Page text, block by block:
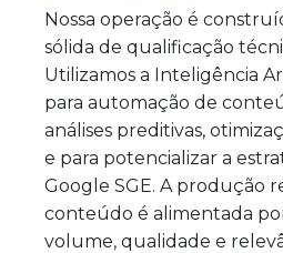
Nossa operação é
sólida de qualificação
Utilizamos a Inteligência
para automação de
análises preditivas,
e para potencializar a
Google SGE. A produção
conteúdo é alimentada
volume, qualidade e